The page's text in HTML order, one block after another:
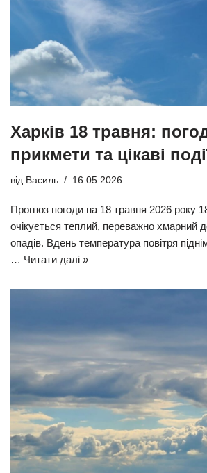
Харків 18 травня:
прикмети та цікаві
від Василь 16.05.2026
Прогноз погоди на 18 травня 2026 року
очікується теплий, переважно хмарний
опадів. Вдень температура повітря
… Читати далі »